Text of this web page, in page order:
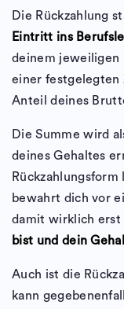
Die Rückzahlung
Eintritt ins
deinem jeweiligen
einer festgelegten
Anteil deines
Die Summe wird
deines Gehaltes
bewahrt dich vor
damit wirklich erst
bist und dein
Auch ist die
kann